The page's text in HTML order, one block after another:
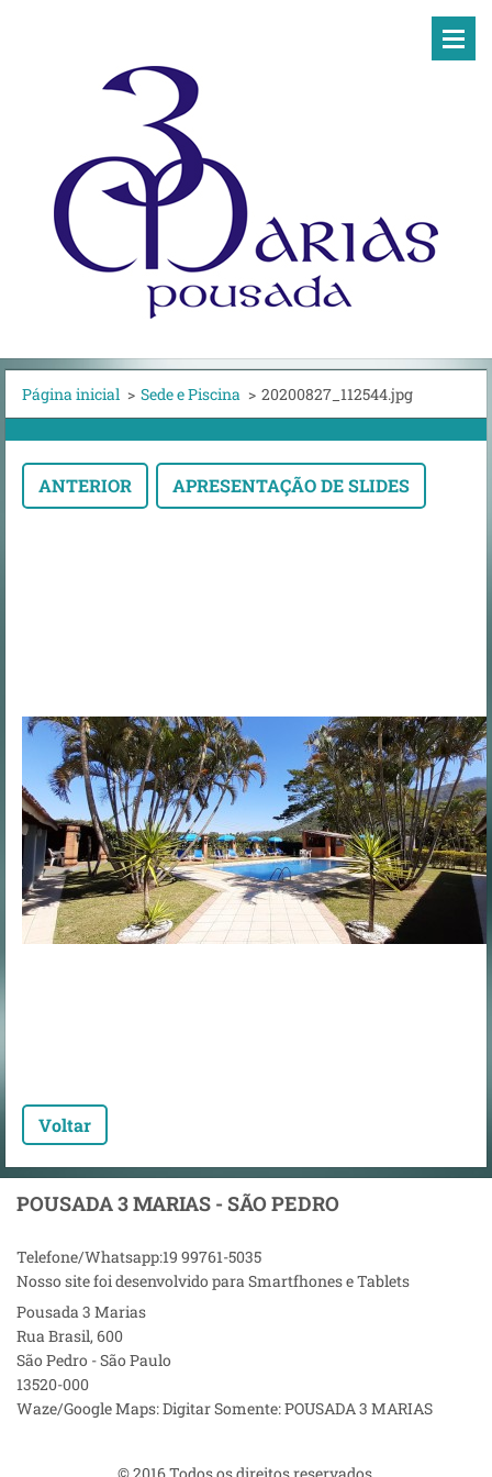
Página inicial > Sede e Piscina > 20200827_112544.jpg
ANTERIOR APRESENTAÇÃO DE SLIDES
Voltar
POUSADA 3 MARIAS - SÃO PEDRO
Telefone/Whatsapp:19 99761-5035
Nosso site foi desenvolvido para Smartfhones e Tablets
Pousada 3 Marias
Rua Brasil, 600
São Pedro - São Paulo
13520-000
Waze/Google Maps: Digitar Somente: POUSADA 3 MARIAS